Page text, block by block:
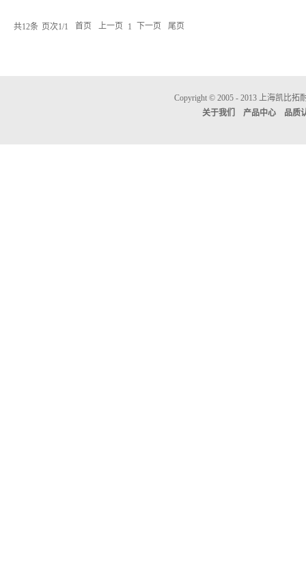
共12条 页次1/1 首页 上一页 1 下一页 尾页
关于我们 产品中心 品质
Copyright © 2005 - 2013 上海凯比拓